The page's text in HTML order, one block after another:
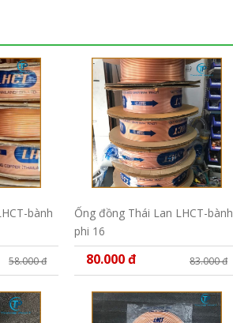
bành
58.000 đ
Ống đồng Thái Lan LHCT-bành
phi 16
80.000 đ 83.000 đ